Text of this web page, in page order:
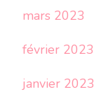
mars 2023
février 2023
janvier 2023